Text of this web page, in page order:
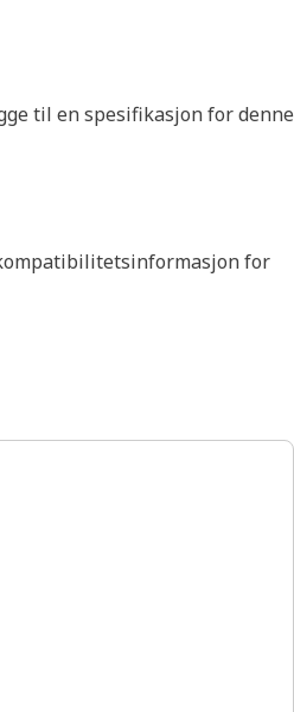
til en spesifikasjon for denne
for